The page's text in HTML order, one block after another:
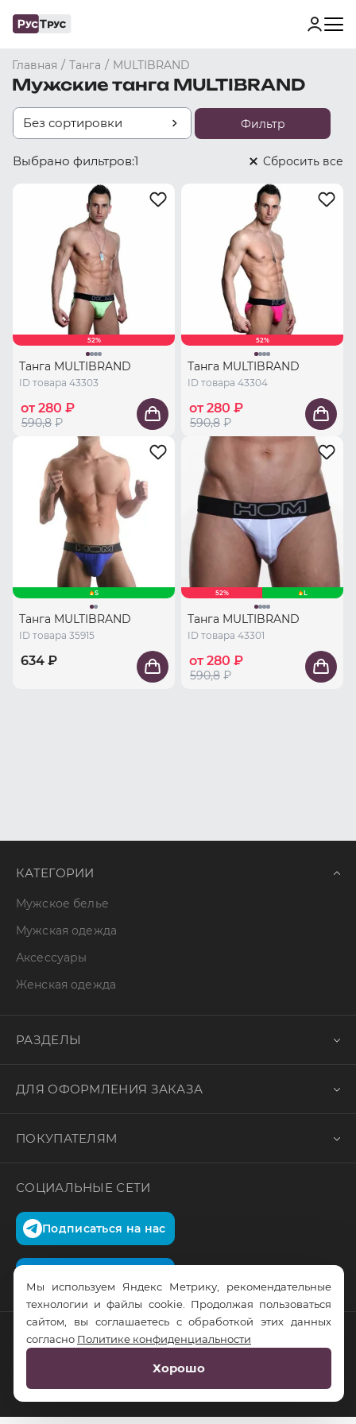
Главная / Танга / MULTIBRAND
Мужские танга MULTIBRAND
Без сортировки Фильтр
Выбрано фильтров:1 Cбросить все
52%
Танга MULTIBRAND
ID товара 43303
от 280 ₽
590,8 ₽
52%
Танга MULTIBRAND
ID товара 43304
от 280 ₽
590,8 ₽
S
Танга MULTIBRAND
ID товара 35915
634 ₽
52% L
Танга MULTIBRAND
ID товара 43301
от 280 ₽
590,8 ₽
КАТЕГОРИИ
Мужское белье
Мужская одежда
Аксессуары
Женская одежда
РАЗДЕЛЫ
ДЛЯ ОФОРМЛЕНИЯ ЗАКАЗА
ПОКУПАТЕЛЯМ
СОЦИАЛЬНЫЕ СЕТИ
Подписаться на нас
© RusTrus. 2011-2026. Все права защищены
RS Digital
Мы используем Яндекс Метрику, рекомендательные
технологии и файлы cookie. Продолжая пользоваться
сайтом, вы соглашаетесь с обработкой этих данных
согласно Политике конфиденциальности
Хорошо